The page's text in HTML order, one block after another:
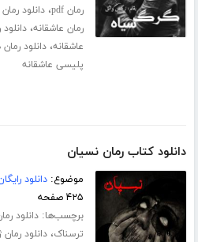
رمان pdf ،دانلود رمان
رمان عاشقانه،
عاشقانه،دانلود
پلیسی عاشقانه
دانلود کتاب رمان نسیان
موضوع:دانلود
۴۲۵ صفحه
برچسب‌ها:دانلود
ترسناک،دانلود